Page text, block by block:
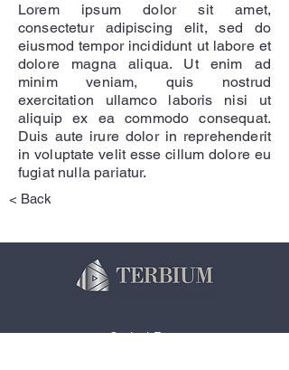
Lorem ipsum dolor sit amet,
consectetur adipiscing elit, sed do
eiusmod tempor incididunt ut labore et
dolore magna aliqua. Ut enim ad
minim veniam, quis nostrud
exercitation ullamco laboris nisi ut
aliquip ex ea commodo consequat.
Duis aute irure dolor in reprehenderit
in voluptate velit esse cillum dolore eu
fugiat nulla pariatur.
< Back
Contact Form